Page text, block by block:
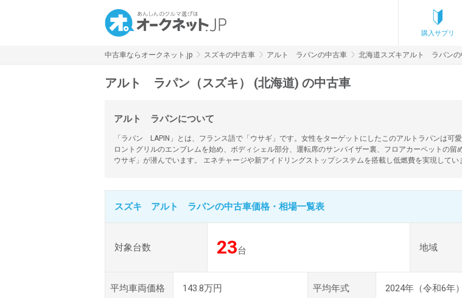
購入サプリ
中古車ならオークネット.jp スズキの中古車 アルト ラパンの中古車 北海道スズキアルト ラパンの
アルト ラパン（スズキ） (北海道) の中古車
アルト ラパンについて
「ラパン LAPIN」とは、フランス語で「ウサギ」です。女性をターゲットにしたこのアルトラパンは
ロントグリルのエンブレムを始め、ボディシェル部分、運転席のサンバイザー裏、フロアカーペットの
ウサギ」が潜んでいます。 エネチャージや新アイドリングストップシステムを搭載し低燃費を実現してい
スズキ アルト ラパンの中古車価格・相場一覧表
対象台数 23台 地域
平均車両価格 143.8万円 平均年式 2024年（令和6年）